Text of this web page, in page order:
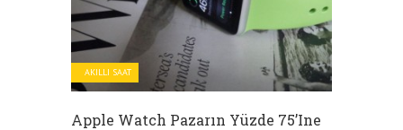
AKILLI SAAT
Apple Watch Pazarın Yüzde 75’ine